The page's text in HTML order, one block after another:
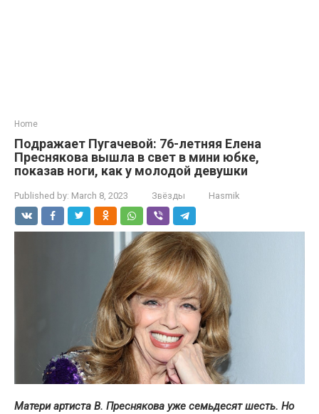
Home
Подражает Пугачевой: 76-летняя Елена
Преснякова вышла в свет в мини юбке,
показав ноги, как у молодой девушки
Published by: March 8, 2023 Звёзды Hasmik
Матери артиста В. Преснякова уже семьдесят шесть. Но